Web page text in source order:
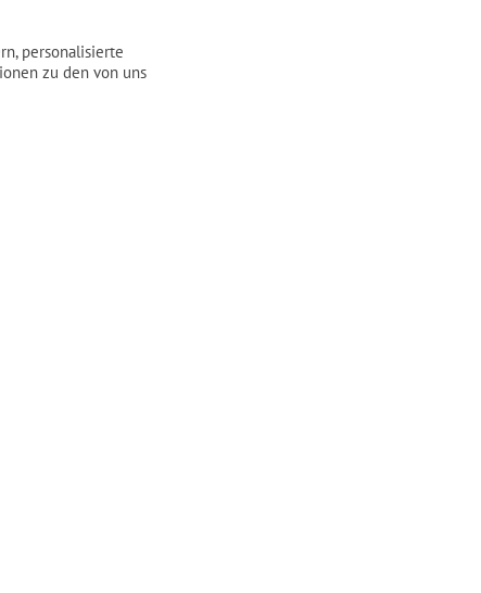
personalisierte
zu den von uns